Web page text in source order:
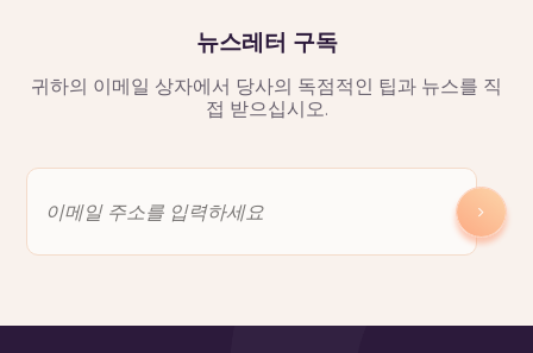
뉴스레터 구독
귀하의 이메일 상자에서 당사의 독점적인 팁과 뉴스를 직
접 받으십시오.